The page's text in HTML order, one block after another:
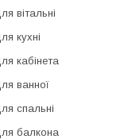
вітальні
кухні
кабінета
ванної
спальні
балкона